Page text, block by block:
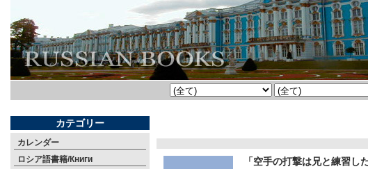
カテゴリー
カレンダー
ロシア語書籍/Книги
「空手の打撃は兄と練習